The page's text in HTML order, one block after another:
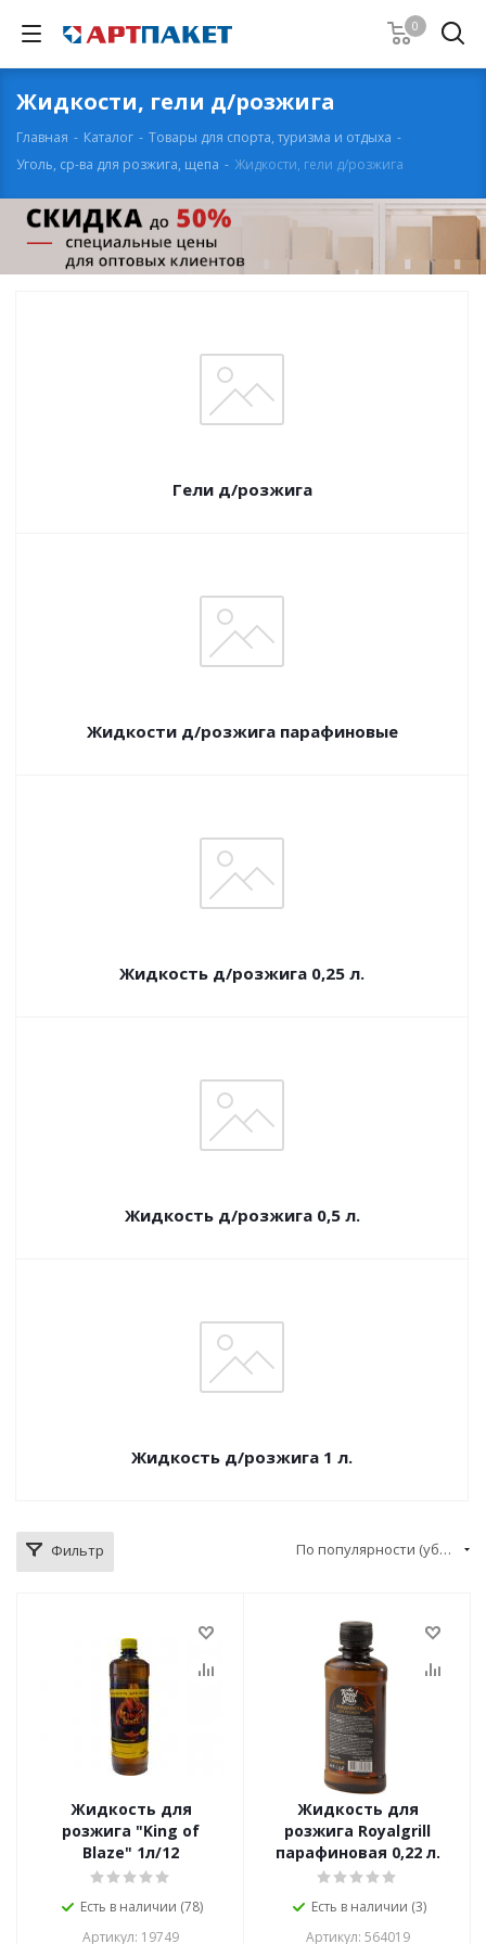
0
Жидкости, гели д/розжига
Главная - Каталог - Товары для спорта, туризма и отдыха -
Уголь, ср-ва для розжига, щепа - Жидкости, гели д/розжига
Гели д/розжига
Жидкости д/розжига парафиновые
Жидкость д/розжига 0,25 л.
Жидкость д/розжига 0,5 л.
Жидкость д/розжига 1 л.
Фильтр По популярности (убывание)
Жидкость для
розжига "King of
Blaze" 1л/12
Есть в наличии (78)
Артикул: 19749
Жидкость для
розжига Royalgrill
парафиновая 0,22 л.
Есть в наличии (3)
Артикул: 564019